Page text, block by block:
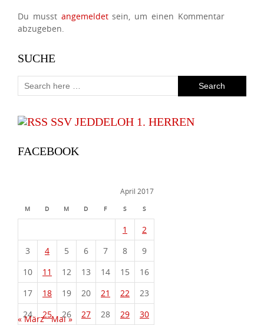
Du musst angemeldetsein, um einen Kommentar
abzugeben.
SUCHE
SSV JEDDELOH 1. HERREN
FACEBOOK
April 2017
M D M D F S S
1
2
3
4 5 6 7 8
9
10
11 12 13 14 15
16
17
18 19 20 21 22
23
24
25 26 27 28 29 30
« März Mai »